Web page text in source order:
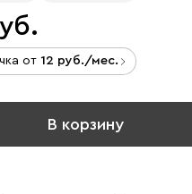
от 12 /мес.
В корзину